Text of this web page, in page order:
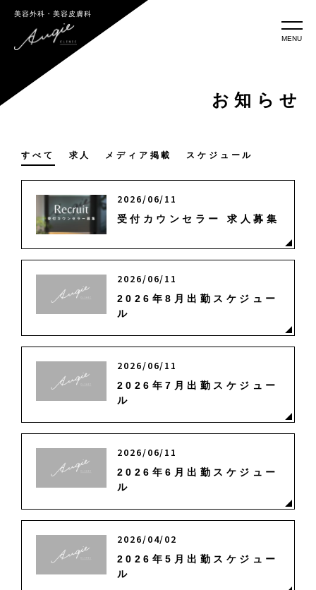
美容外科・美容皮膚科
MENU
お知らせ
2026/06/11
受付カウンセラー 求人募集
2026/06/11
2026年8月出勤スケジュー
ル
2026/06/11
2026年7月出勤スケジュー
ル
2026/06/11
2026年6月出勤スケジュー
ル
2026/04/02
2026年5月出勤スケジュー
ル
すべて 求人 メディア掲載 スケジュール